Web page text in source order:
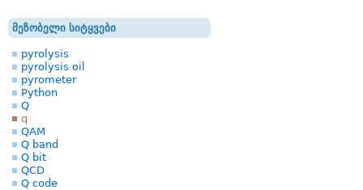
მეზობელი სიტყვები
pyrolysis
pyrolysis oil
pyrometer
Python
Q
q
QAM
Q band
Q bit
QCD
Q code